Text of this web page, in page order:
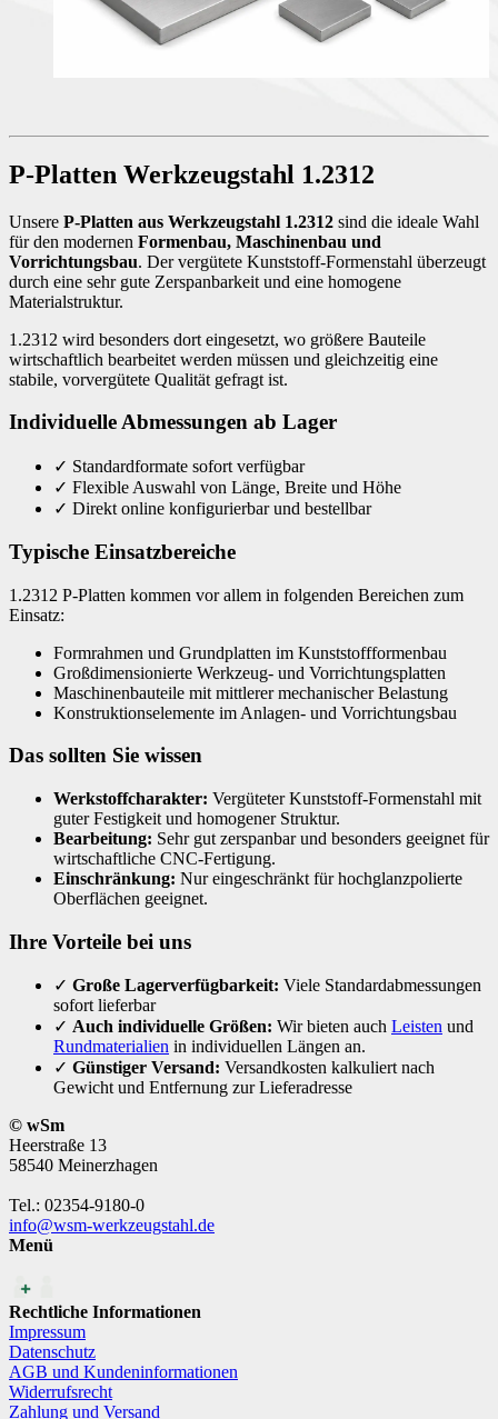
P-Platten Werkzeugstahl 1.2312
Unsere P-Platten aus Werkzeugstahl 1.2312 sind die ideale Wahl
für den modernen Formenbau, Maschinenbau und
Vorrichtungsbau. Der vergütete Kunststoff-Formenstahl überzeugt
durch eine sehr gute Zerspanbarkeit und eine homogene
Materialstruktur.
1.2312 wird besonders dort eingesetzt, wo größere Bauteile
wirtschaftlich bearbeitet werden müssen und gleichzeitig eine
stabile, vorvergütete Qualität gefragt ist.
Individuelle Abmessungen ab Lager
✓ Standardformate sofort verfügbar
✓ Flexible Auswahl von Länge, Breite und Höhe
✓ Direkt online konfigurierbar und bestellbar
Typische Einsatzbereiche
1.2312 P-Platten kommen vor allem in folgenden Bereichen zum
Einsatz:
Formrahmen und Grundplatten im Kunststoffformenbau
Großdimensionierte Werkzeug- und Vorrichtungsplatten
Maschinenbauteile mit mittlerer mechanischer Belastung
Konstruktionselemente im Anlagen- und Vorrichtungsbau
Das sollten Sie wissen
Werkstoffcharakter: Vergüteter Kunststoff-Formenstahl mit
guter Festigkeit und homogener Struktur.
Bearbeitung: Sehr gut zerspanbar und besonders geeignet für
wirtschaftliche CNC-Fertigung.
Einschränkung: Nur eingeschränkt für hochglanzpolierte
Oberflächen geeignet.
Ihre Vorteile bei uns
✓ Große Lagerverfügbarkeit: Viele Standardabmessungen
sofort lieferbar
✓ Auch individuelle Größen: Wir bieten auch Leisten und
Rundmaterialien in individuellen Längen an.
✓ Günstiger Versand: Versandkosten kalkuliert nach
Gewicht und Entfernung zur Lieferadresse
© wSm
Heerstraße 13
58540 Meinerzhagen
Tel.: 02354-9180-0
info@wsm-werkzeugstahl.de
Menü
Rechtliche Informationen
Impressum
Datenschutz
AGB und Kundeninformationen
Widerrufsrecht
Zahlung und Versand